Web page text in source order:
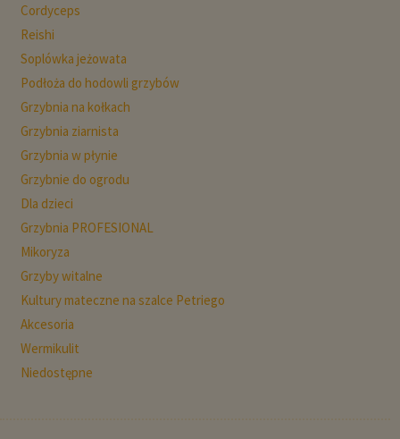
Cordyceps
Reishi
Soplówka jeżowata
Podłoża do hodowli grzybów
Grzybnia na kołkach
Grzybnia ziarnista
Grzybnia w płynie
Grzybnie do ogrodu
Dla dzieci
Grzybnia PROFESIONAL
Mikoryza
Grzyby witalne
Kultury mateczne na szalce Petriego
Akcesoria
Wermikulit
Niedostępne